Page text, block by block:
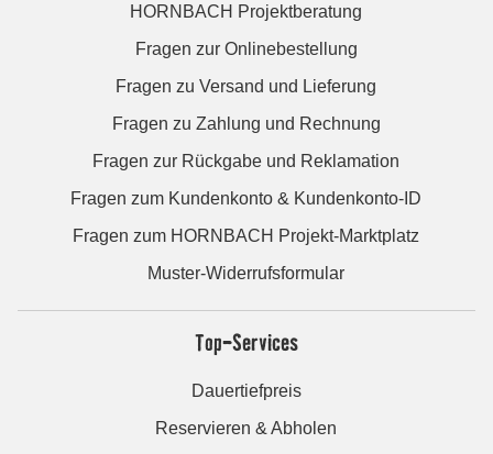
HORNBACH Projektberatung
Fragen zur Onlinebestellung
Fragen zu Versand und Lieferung
Fragen zu Zahlung und Rechnung
Fragen zur Rückgabe und Reklamation
Fragen zum Kundenkonto & Kundenkonto-ID
Fragen zum HORNBACH Projekt-Marktplatz
Muster-Widerrufsformular
Top-Services
Dauertiefpreis
Reservieren & Abholen